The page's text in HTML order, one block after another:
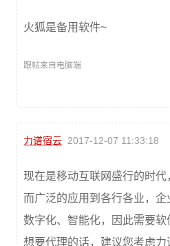
火狐是备用软件~
跟帖来自电脑端
力谱宿云 2017-12-07 11:33:18
现在是移动互联网盛行的时
而广泛的应用到各行各业，
数字化、智能化，因此需要
想要代理的话，建议您考虑